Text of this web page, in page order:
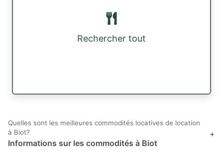
Rechercher tout
Quelles sont les meilleures commodités locatives de location
à Biot?
Informations sur les commodités à Biot
+